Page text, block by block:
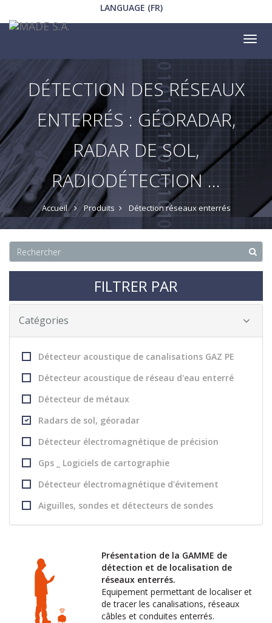
LANGUAGE (FR)
DÉTECTION DES RÉSEAUX
ENTERRÉS : GÉORADAR,
RADAR DE SOL,
RADIODÉTECTION ...
Accueil Produits Détection réseaux enterrés
FILTRER PAR
Catégories
Détecteur acoustique de canalisations GAZ PE
Détecteur acoustique de réseau d'eau enterré
Détecteur de métaux
Radars de sol, géoradar
Détecteur électromagnétique de précision
Gps _ Logiciels de cartographie
Détecteur électromagnétique d'évitement
Aiguilles, sondes et détecteurs de sondes
Présentation de la GAMME de
détection et de localisation de
réseaux enterrés.
Equipement permettant de localiser et
de tracer les canalisations, réseaux
câbles et conduites enterrés.